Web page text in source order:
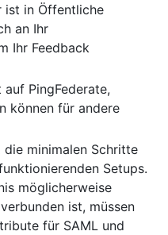
ist in Öffentliche
an Ihr
Ihr Feedback
PingFederate,
können für andere
die minimalen Schritte
Setups.
möglicherweise
ist, müssen
für SAML und